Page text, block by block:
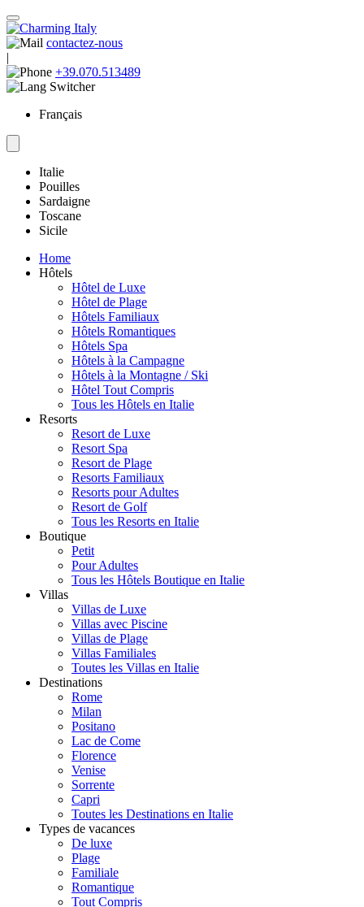
contactez-nous
|
+39.070.513489
Français
Italie
Pouilles
Sardaigne
Toscane
Sicile
Home
Hôtels
Hôtel de Luxe
Hôtel de Plage
Hôtels Familiaux
Hôtels Romantiques
Hôtels Spa
Hôtels à la Campagne
Hôtels à la Montagne / Ski
Hôtel Tout Compris
Tous les Hôtels en Italie
Resorts
Resort de Luxe
Resort Spa
Resort de Plage
Resorts Familiaux
Resorts pour Adultes
Resort de Golf
Tous les Resorts en Italie
Boutique
Petit
Pour Adultes
Tous les Hôtels Boutique en Italie
Villas
Villas de Luxe
Villas avec Piscine
Villas de Plage
Villas Familiales
Toutes les Villas en Italie
Destinations
Rome
Milan
Positano
Lac de Come
Florence
Venise
Sorrente
Capri
Toutes les Destinations en Italie
Types de vacances
De luxe
Plage
Familiale
Romantique
Tout Compris